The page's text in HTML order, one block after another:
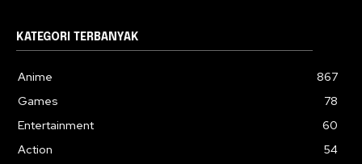
KATEGORI TERBANYAK
Anime
867
Games
78
Entertainment
60
Action
54